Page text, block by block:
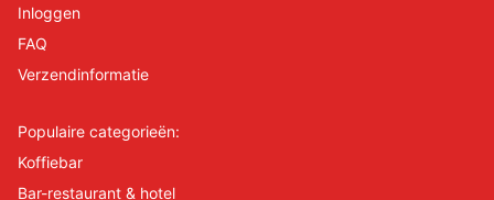
Inloggen
FAQ
Verzendinformatie
Populaire categorieën:
Koffiebar
Bar-restaurant & hotel